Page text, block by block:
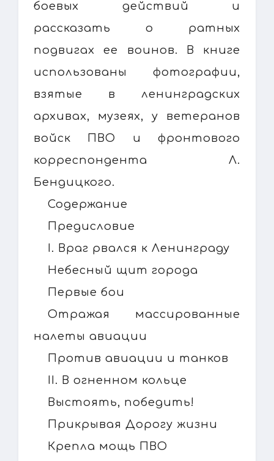
боевых действий и
рассказать о ратных
подвигах ее воинов. В книге
использованы фотографии,
взятые в ленинградских
архивах, музеях, у ветеранов
войск ПВО и фронтового
корреспондента Л.
Бендицкого.
Содержание
Предисловие
I. Враг рвался к Ленинграду
Небесный щит города
Первые бои
Отражая массированные
налеты авиации
Против авиации и танков
II. В огненном кольце
Выстоять, победить!
Прикрывая Дорогу жизни
Крепла мощь ПВО